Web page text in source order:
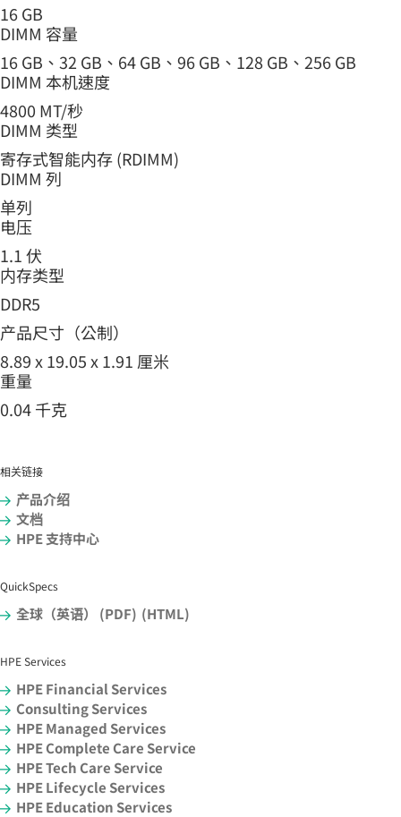
16 GB
DIMM 容量
16 GB、32 GB、64 GB、96 GB、128 GB、256 GB
DIMM 本机速度
4800 MT/秒
DIMM 类型
寄存式智能内存 (RDIMM)
DIMM 列
单列
电压
1.1 伏
内存类型
DDR5
产品尺寸（公制）
8.89 x 19.05 x 1.91 厘米
重量
0.04 千克
相关链接
产品介绍
文档
HPE 支持中心
QuickSpecs
全球（英语） (PDF) (HTML)
HPE Services
HPE Financial Services
Consulting Services
HPE Managed Services
HPE Complete Care Service
HPE Tech Care Service
HPE Lifecycle Services
HPE Education Services